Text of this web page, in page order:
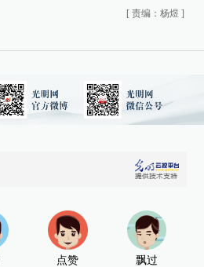
[ 责编：杨煜 ]
点赞 飘过